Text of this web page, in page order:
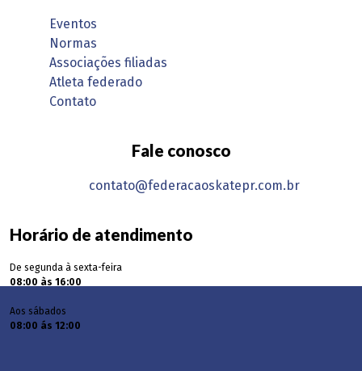
Eventos
Normas
Associações filiadas
Atleta federado
Contato
Fale conosco
contato@federacaoskatepr.com.br
Horário de atendimento
De segunda à sexta-feira
08:00 às 16:00
Aos sábados
08:00 ás 12:00